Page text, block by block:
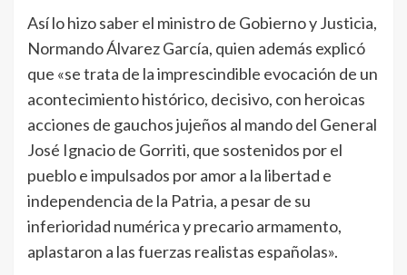
Así lo hizo saber el ministro de Gobierno y Justicia,
Normando Álvarez García, quien además explicó
que «se trata de la imprescindible evocación de un
acontecimiento histórico, decisivo, con heroicas
acciones de gauchos jujeños al mando del General
José Ignacio de Gorriti, que sostenidos por el
pueblo e impulsados por amor a la libertad e
independencia de la Patria, a pesar de su
inferioridad numérica y precario armamento,
aplastaron a las fuerzas realistas españolas».